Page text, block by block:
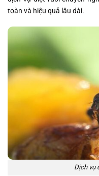
toàn và hiệu quả lâu dài.
Dịch vụ